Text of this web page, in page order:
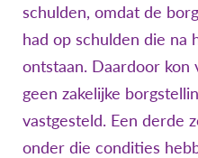
schulden, omdat de
had op schulden die na
ontstaan. Daardoor kon
geen zakelijke
vastgesteld. Een derde
onder die condities